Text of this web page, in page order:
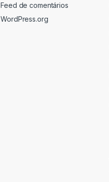
Feed de comentários
WordPress.org